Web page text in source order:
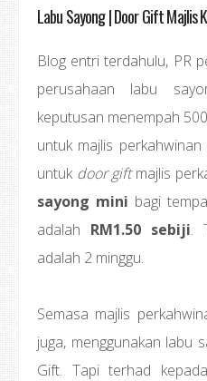
Labu Sayong | Door Gift Majlis
Blog entri terdahulu, PR
perusahaan labu
keputusan menempah
untuk majlis
untuk door giftmajlis
sayong mini bagi
adalah RM1.50 sebiji.
adalah 2 minggu.
Semasa majlis
juga, menggunakan labu
Gift. Tapi terhad